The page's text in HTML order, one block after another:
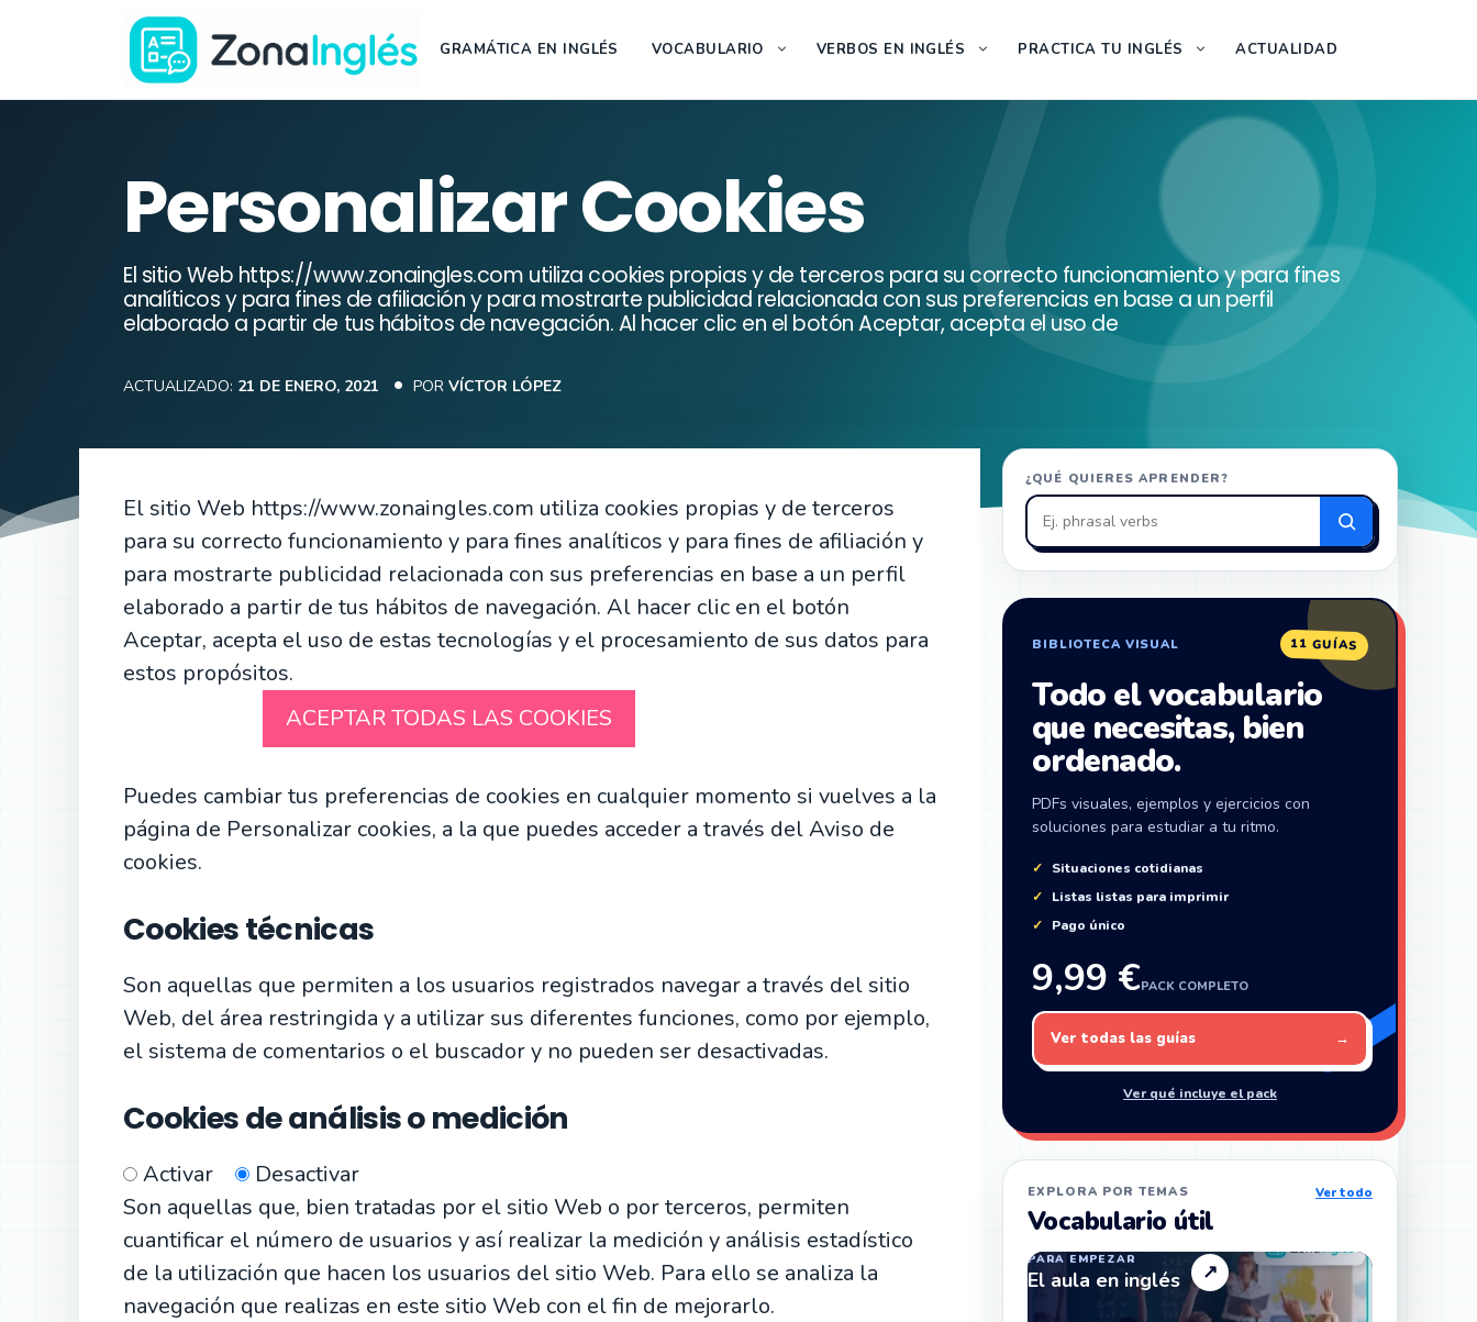
Ir
portada
de
ZonaInglés
GRAMÁTICA EN INGLÉS VOCABULARIO VERBOS EN INGLÉS PRACTICA TU INGLÉS ACTUALIDAD
Personalizar Cookies
El sitio Web https://www.zonaingles.com utiliza cookies propias y de terceros para su correcto funcionamiento y para fines
analíticos y para fines de afiliación y para mostrarte publicidad relacionada con sus preferencias en base a un perfil
elaborado a partir de tus hábitos de navegación. Al hacer clic en el botón Aceptar, acepta el uso de
ACTUALIZADO: 21 DE ENERO, 2021 POR VÍCTOR LÓPEZ
El sitio Web https://www.zonaingles.com utiliza cookies propias y de terceros
para su correcto funcionamiento y para fines analíticos y para fines de afiliación y
para mostrarte publicidad relacionada con sus preferencias en base a un perfil
elaborado a partir de tus hábitos de navegación. Al hacer clic en el botón
Aceptar, acepta el uso de estas tecnologías y el procesamiento de sus datos para
estos propósitos.
ACEPTAR TODAS LAS COOKIES
Puedes cambiar tus preferencias de cookies en cualquier momento si vuelves a la
página de Personalizar cookies, a la que puedes acceder a través del Aviso de
cookies.
Cookies técnicas
Son aquellas que permiten a los usuarios registrados navegar a través del sitio
Web, del área restringida y a utilizar sus diferentes funciones, como por ejemplo,
el sistema de comentarios o el buscador y no pueden ser desactivadas.
Cookies de análisis o medición
Activar
Desactivar
Son aquellas que, bien tratadas por el sitio Web o por terceros, permiten
cuantificar el número de usuarios y así realizar la medición y análisis estadístico
de la utilización que hacen los usuarios del sitio Web. Para ello se analiza la
navegación que realizas en este sitio Web con el fin de mejorarlo.
¿QUÉ QUIERES APRENDER?
Buscar
en
ZonaIngles
BIBLIOTECA VISUAL 11 GUÍAS
Todo el vocabulario
que necesitas, bien
ordenado.
PDFs visuales, ejemplos y ejercicios con
soluciones para estudiar a tu ritmo.
Situaciones cotidianas
Listas listas para imprimir
Pago único
9,99 €PACK COMPLETO
Ver todas las guías →
Ver qué incluye el pack
EXPLORA POR TEMAS
Vocabulario útil
Ver todo
PARA EMPEZAR
El aula en inglés ↗